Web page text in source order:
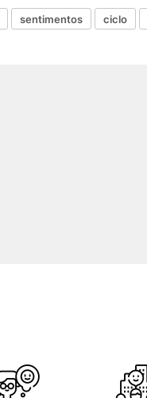
sentimentos ciclo